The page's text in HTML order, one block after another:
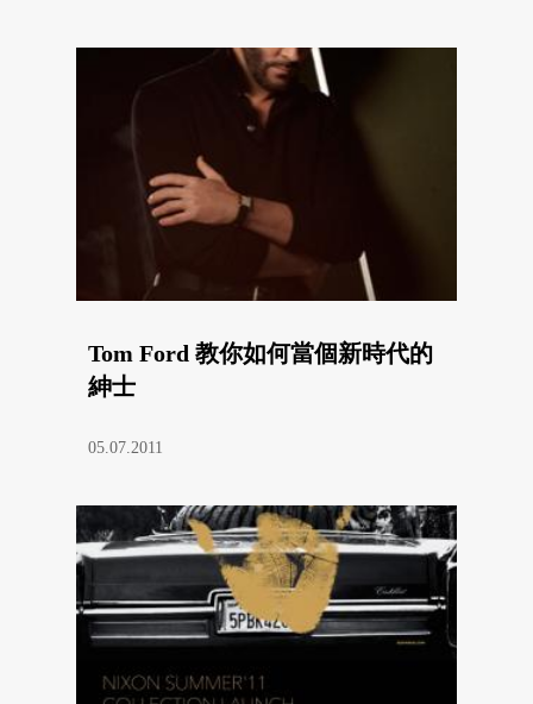
Tom Ford 教你如何當個新時代的
紳士
05.07.2011